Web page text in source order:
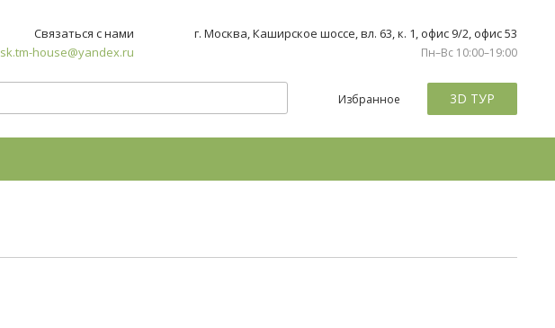
Связаться с нами
sk.tm-house@yandex.ru
г. Москва, Каширское шоссе, вл. 63, к. 1, офис 9/2, офис 53
Пн–Вс 10:00–19:00
Избранное 3D ТУР